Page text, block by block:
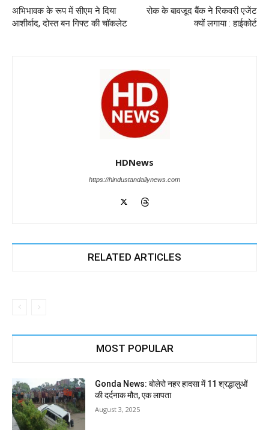
o
p
अभिभावक के रूप में सीएम ने दिया
आशीर्वाद, दोस्त बन गिफ्ट की चॉकलेट
रोक के बावजूद बैंक ने रिकवरी एजेंट
क्यों लगाया : हाईकोर्ट
HDNews
https://hindustandailynews.com
RELATED ARTICLES
MOST POPULAR
Gonda News: बोलेरो नहर हादसा में 11 श्रद्धालुओं
की दर्दनाक मौत, एक लापता
August 3, 2025